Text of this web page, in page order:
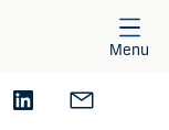
Menu